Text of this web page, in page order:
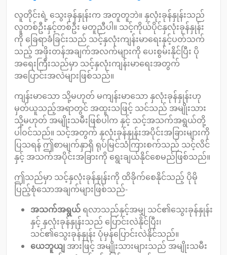
လူတိုင်းရဲ့ သွေးခုန်နှုန်းက အတူတူဘဲ။ နှလုံးခုန်နှုန်းသည်
လူတစ်ဦးနှင့်တစ်ဦး မတူညီပါ။ သင့်ကိုယ်ပိုင်နှလုံးခုန်နှုန်း
ကို ခြေရာခံခြင်းသည် သင့်နှလုံးကျန်းမာရေးနှင့်ပတ်သက်
သည့် အဖိုးတန်အချက်အလက်များကို ပေးစွမ်းနိုင်ပြီး ပို
အရေးကြီးသည်မှာ သင့်နှလုံးကျန်းမာရေးအတွက်
အပြောင်းအလဲများဖြစ်သည်။
ကျန်းမာသော သို့မဟုတ် မကျန်းမာသော နှလုံးခုန်နှုန်းဟု
မှတ်ယူသည့်အရာတွင် အထူးသဖြင့် သင်သည် အမျိုးသား
သို့မဟုတ် အမျိုးသမီးဖြစ်ပါက နှင့် သင့်အသက်အရွယ်တို့
ပါဝင်သည်။ သင့်အတွက် နှလုံးခုန်နှုန်းအပိုင်းအခြားများကို
ပြသရန် ဤစာမျက်နှာရှိ ရုပ်မြင်သံကြားစက်သည် သင့်လိင်
နှင့် အသက်အပိုင်းအခြားကို ရွေးချယ်နိုင်စေမည်ဖြစ်သည်။
ဤသည်မှာ သင့်နှလုံးခုန်နှုန်းကို ထိခိုက်စေနိုင်သည့် ပိုမို
ပြည့်စုံသောအချက်များဖြစ်သည်-
အသက်အရွယ် ရလာသည်နှင့်အမျှ သင်၏သွေးခုန်နှုန်း
နှင့် နှလုံးခုန်နှုန်းသည် ပြောင်းလဲနိုင်ပြီး၊
သင်၏သွေးခုန်နှုန်း ပုံမှန်ပြောင်းလဲနိုင်သည်။
ယေဘူယျ အားဖြင့် အမျိုးသားများသည် အမျိုးသမီး